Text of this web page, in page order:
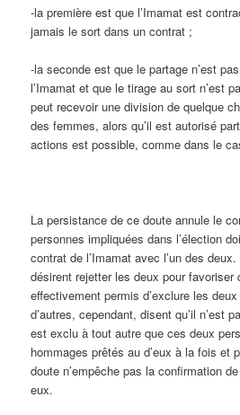
-la première est que l’Imamat est
jamais le sort dans un contrat ;
-la seconde est que le partage n’est
l’Imamat et que le tirage au sort n’est
peut recevoir une division de quelque
des femmes, alors qu’il est autorisé
actions est possible, comme dans le
La persistance de ce doute annule le
personnes impliquées dans l’élection
contrat de l’Imamat avec l’un des
désirent rejetter les deux pour favoriser
effectivement permis d’exclure les
d’autres, cependant, disent qu’il n’est
est exclu à tout autre que ces deux
hommages prêtés au d’eux à la fois et
doute n’empêche pas la confirmation de
eux.